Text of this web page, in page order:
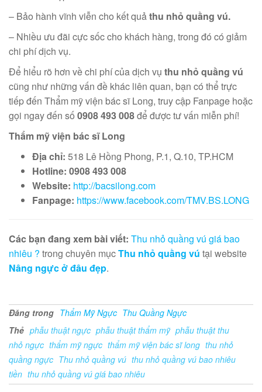
– Bảo hành vĩnh viễn cho kết quảthu nhỏ quầng vú.
– Nhiều ưu đãi cực sốc cho khách hàng, trong đó có giảm
chi phí dịch vụ.
Để hiểu rõ hơn về chi phí của dịch vụ thu nhỏ quầng vú
cũng như những vấn đề khác liên quan, bạn có thể trực
tiếp đến Thẩm mỹ viện bác sĩ Long, truy cập Fanpage hoặc
gọi ngay đến số 0908 493 008để được tư vấn miễn phí!
Thẩm mỹ viện bác sĩ Long
Địa chỉ: 518 Lê Hồng Phong, P.1, Q.10, TP.HCM
Hotline: 0908 493 008
Website: http://bacsilong.com
Fanpage: https://www.facebook.com/TMV.BS.LONG
Các bạn đang xem bài viết: Thu nhỏ quầng vú giá bao
nhiêu ? trong chuyên mụcThu nhỏ quầng vú tại website
Nâng ngực ở đâu đẹp.
Đăng trong Thẩm Mỹ Ngực Thu Quầng Ngực
Thẻ phẫu thuật ngực phẫu thuật thẩm mỹ phẫu thuật thu
nhỏ ngực thẩm mỹ ngực thẩm mỹ viện bác sĩ long thu nhỏ
quầng ngực Thu nhỏ quầng vú thu nhỏ quầng vú bao nhiêu
tiền thu nhỏ quầng vú giá bao nhiêu